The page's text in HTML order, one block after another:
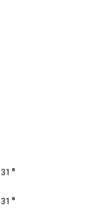
31 °
31 °